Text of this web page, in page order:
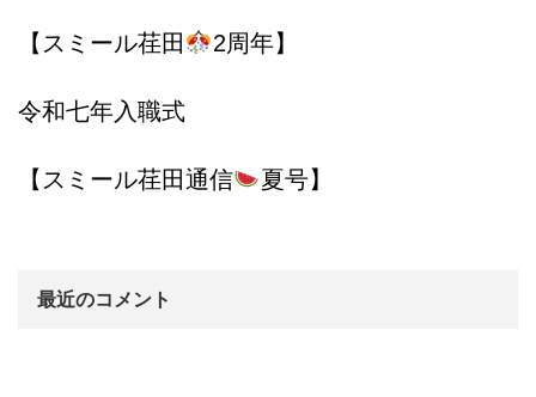
【スミール荏田 2周年】
令和七年入職式
【スミール荏田通信 夏号】
最近のコメント